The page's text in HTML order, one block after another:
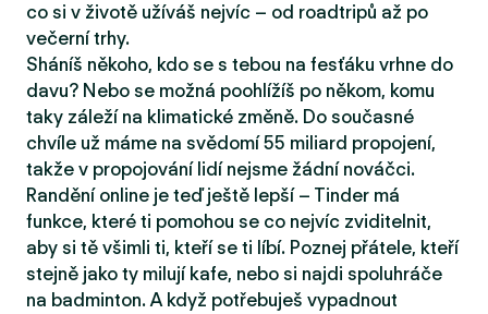
co si v životě užíváš nejvíc – od roadtripů až po
večerní trhy.
Sháníš někoho, kdo se s tebou na fesťáku vrhne do
davu? Nebo se možná poohlížíš po někom, komu
taky záleží na klimatické změně. Do současné
chvíle už máme na svědomí 55 miliard propojení,
takže v propojování lidí nejsme žádní nováčci.
Randění online je teď ještě lepší – Tinder má
funkce, které ti pomohou se co nejvíc zviditelnit,
aby si tě všimli ti, kteří se ti líbí. Poznej přátele, kteří
stejně jako ty milují kafe, nebo si najdi spoluhráče
na badminton. A když potřebuješ vypadnout